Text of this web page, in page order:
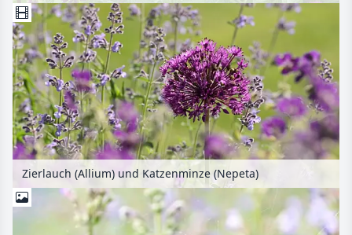
Zierlauch (Allium) und Katzenminze (Nepeta)